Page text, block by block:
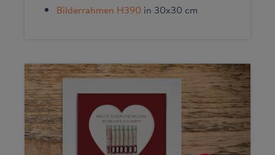
Bilderrahmen H390 in 30x30 cm